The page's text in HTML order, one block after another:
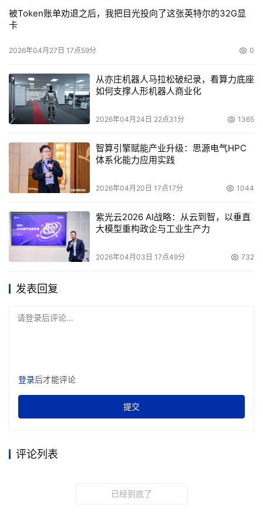
被Token账单劝退之后，我把目光投向了这张英特尔的32G显
卡
2026年04月27日 17点59分 0
从亦庄机器人马拉松破纪录，看算力底座
如何支撑人形机器人商业化
2026年04月24日 22点31分 1365
智算引擎赋能产业升级：思源电气HPC
体系化能力应用实践
2026年04月20日 17点17分 1044
紫光云2026 AI战略：从云到智，以垂直
大模型重构政企与工业生产力
2026年04月03日 17点49分 732
发表回复
请登录后评论...
登录后才能评论
提交
评论列表
已经到底了